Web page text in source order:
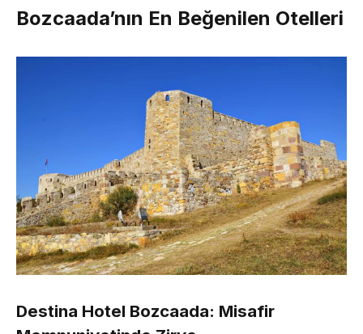
Bozcaada’nın En Beğenilen Otelleri
Destina Hotel Bozcaada: Misafir